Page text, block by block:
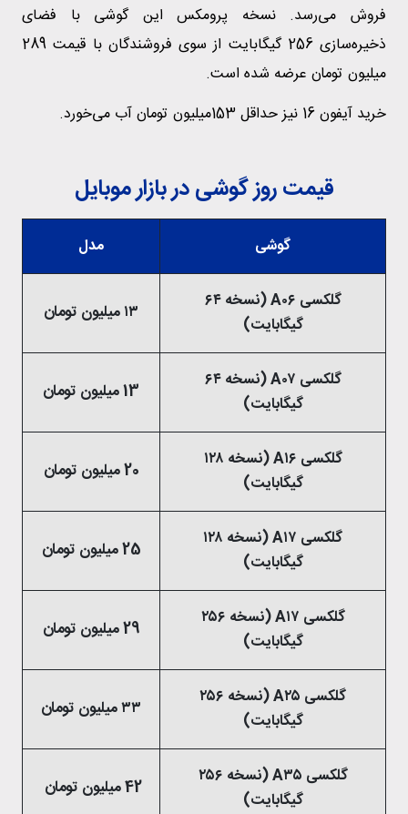
فروش می‌رسد. نسخه پرومکس این گوشی با فضای
ذخیره‌سازی 256 گیگابایت از سوی فروشندگان با قیمت 289
میلیون تومان عرضه شده است.
خرید آیفون 16 نیز حداقل 153میلیون تومان آب می‌خورد.
قیمت روز گوشی در بازار موبایل
گوشی مدل
گلکسی A۰۶ (نسخه ۶۴
گیگابایت)
۱۳ میلیون تومان
گلکسی A۰۷ (نسخه ۶۴
گیگابایت)
13 میلیون تومان
گلکسی A۱۶ (نسخه ۱۲۸
گیگابایت)
20 میلیون تومان
گلکسی A۱۷ (نسخه ۱۲۸
گیگابایت)
25 میلیون تومان
گلکسی A۱۷ (نسخه ۲۵۶
گیگابایت)
29 میلیون تومان
گلکسی A۲۵ (نسخه ۲۵۶
گیگابایت)
۳۳ میلیون تومان
گلکسی A۳۵ (نسخه ۲۵۶
گیگابایت)
42 میلیون تومان